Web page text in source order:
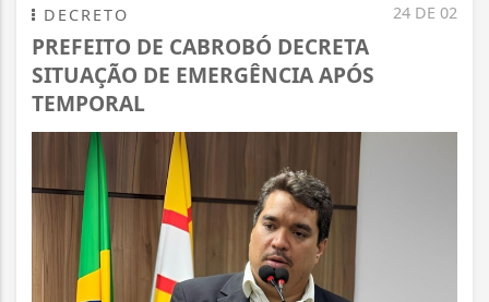
24 DE 02
DECRETO
PREFEITO DE CABROBÓ DECRETA
SITUAÇÃO DE EMERGÊNCIA APÓS
TEMPORAL